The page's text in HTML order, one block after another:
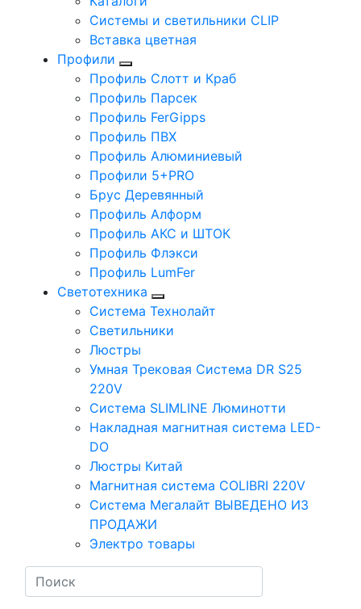
Системы и светильники CLIP
Вставка цветная
Профили
Профиль Слотт и Краб
Профиль Парсек
Профиль FerGipps
Профиль ПВХ
Профиль Алюминиевый
Профили 5+PRO
Брус Деревянный
Профиль Алформ
Профиль АКС и ШТОК
Профиль Флэкси
Профиль LumFer
Светотехника
Система Технолайт
Светильники
Люстры
Умная Трековая Система DR S25
220V
Система SLIMLINE Люминотти
Накладная магнитная система LED-
DO
Люстры Китай
Магнитная система COLIBRI 220V
Система Мегалайт ВЫВЕДЕНО ИЗ
ПРОДАЖИ
Электро товары